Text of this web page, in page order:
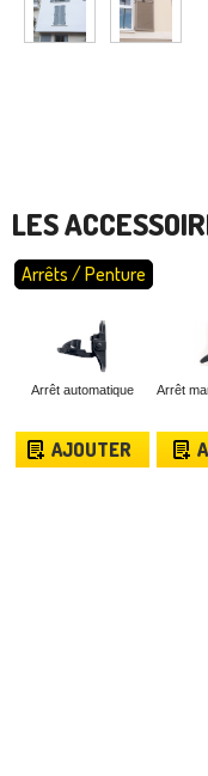
LES
Arrêts / Penture
Arrêt automatique
AJOUTER
Arrêt